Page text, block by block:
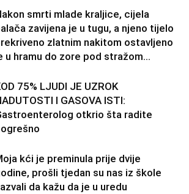
smrti mlade kraljice, cijela
zavijena je u tugu, a njeno tijelo
zlatnim nakitom ostavljeno
u hramu do zore pod stražom...
75% LJUDI JE UZROK
I GASOVA ISTI:
otkrio šta radite
kći je preminula prije dvije
prošli tjedan su nas iz škole
da kažu da je u uredu